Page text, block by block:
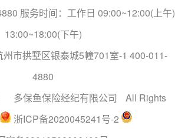
服务时间：工作日 09:00~12:00(上午)
13:00~18:00(下午)
市拱墅区银泰城5幢701室-1 400-011-
4880
多保鱼保险经纪有限公司
All Rights
浙ICP备2020045241号-2